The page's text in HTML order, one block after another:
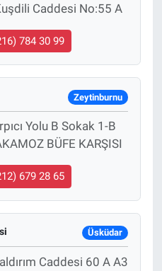
Caddesi No:55 A
784 30 99
Zeytinburnu
Yolu B Sokak 1-B
BÜFE KARŞISI
679 28 65
Üsküdar
Caddesi 60 A A3